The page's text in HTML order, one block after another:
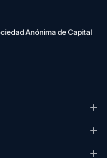
Anónima de Capital